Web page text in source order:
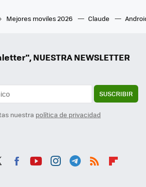
Mejores moviles 2026 Claude
NUESTRA NEWSLETTER
SUSCRIBIR
nuestra política de privacidad